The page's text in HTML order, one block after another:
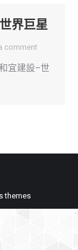
界巨星
comment
宜建設–世
themes